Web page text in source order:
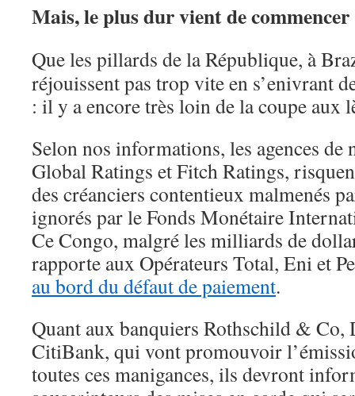
Mais, le plus dur vient de
Que les pillards de la République, à
réjouissent pas trop vite en s’enivrant
: il y a encore très loin de la coupe aux
Selon nos informations, les agences
Global Ratings et Fitch Ratings,
des créanciers contentieux malmenés
ignorés par le Fonds Monétaire
Ce Congo, malgré les milliards de
rapporte aux Opérateurs Total, Eni et
au bord du défaut de paiement.
Quant aux banquiers Rothschild & Co,
CitiBank, qui vont promouvoir
toutes ces manigances, ils devront